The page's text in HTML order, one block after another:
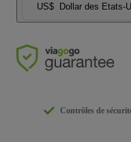
US$ Dollar des Etats-
Contrôles de